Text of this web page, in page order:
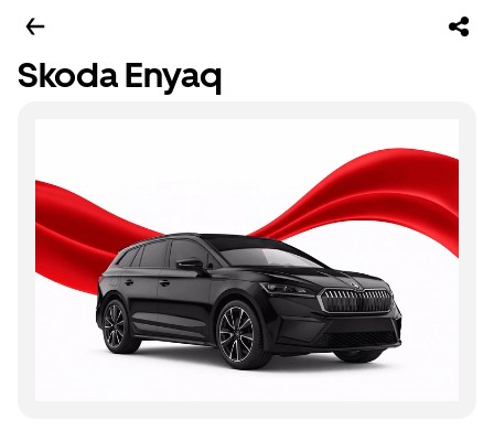
Skoda Enyaq